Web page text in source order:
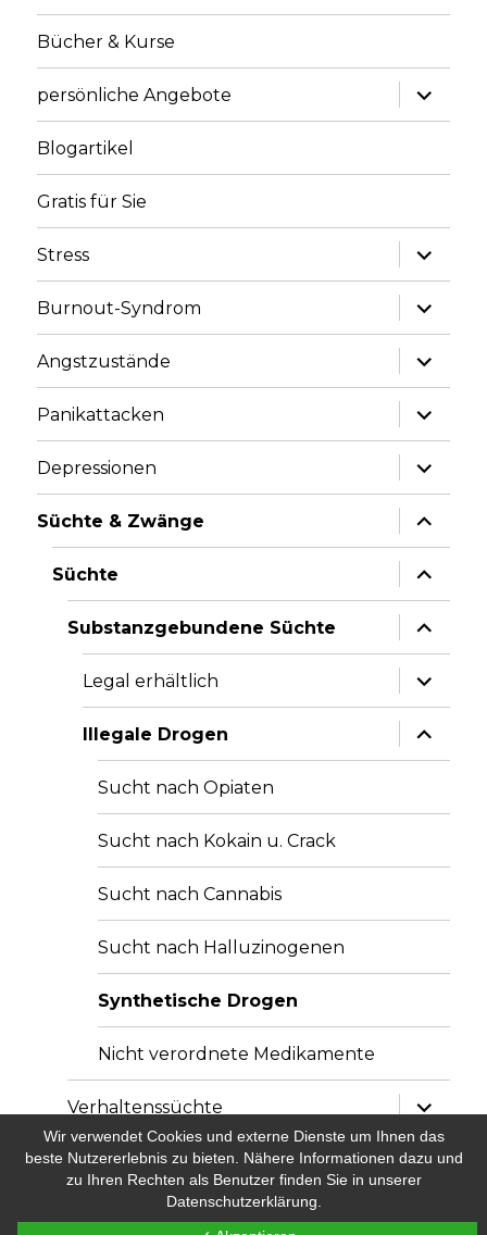
Bücher & Kurse
persönliche Angebote
Blogartikel
Gratis für Sie
Stress
Burnout-Syndrom
Angstzustände
Panikattacken
Depressionen
Süchte & Zwänge
Süchte
Substanzgebundene Süchte
Legal erhältlich
Illegale Drogen
Sucht nach Opiaten
Sucht nach Kokain u. Crack
Sucht nach Cannabis
Sucht nach Halluzinogenen
Synthetische Drogen
Nicht verordnete Medikamente
Verhaltenssüchte
Zwänge
Wir verwendet Cookies und externe Dienste um Ihnen das
beste Nutzererlebnis zu bieten. Nähere Informationen dazu und
zu Ihren Rechten als Benutzer finden Sie in unserer
Datenschutzerklärung.